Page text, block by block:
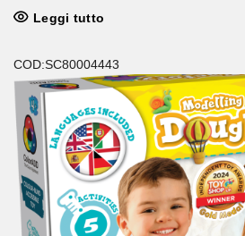
Leggi tutto
COD:SC80004443